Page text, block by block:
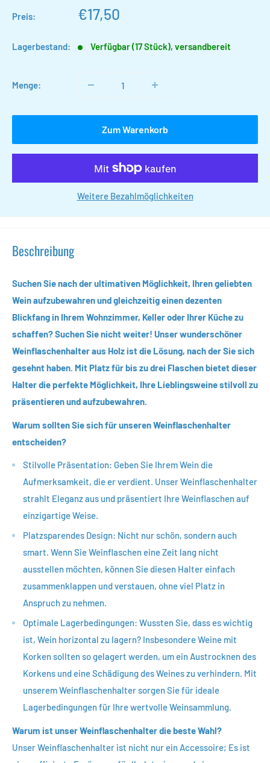
Preis: Sonderpreis
€17,50
Lagerbestand: Verfügbar (17 Stück), versandbereit
Menge:
Zum Warenkorb
Weitere Bezahlmöglichkeiten
Beschreibung
Suchen Sie nach der ultimativen Möglichkeit, Ihren geliebten
Wein aufzubewahren und gleichzeitig einen dezenten
Blickfang in Ihrem Wohnzimmer, Keller oder Ihrer Küche zu
schaffen? Suchen Sie nicht weiter! Unser wunderschöner
Weinflaschenhalter aus Holz ist die Lösung, nach der Sie sich
gesehnt haben. Mit Platz für bis zu drei Flaschen bietet dieser
Halter die perfekte Möglichkeit, Ihre Lieblingsweine stilvoll zu
präsentieren und aufzubewahren.
Warum sollten Sie sich für unseren Weinflaschenhalter
entscheiden?
Stilvolle Präsentation: Geben Sie Ihrem Wein die
Aufmerksamkeit, die er verdient. Unser Weinflaschenhalter
strahlt Eleganz aus und präsentiert Ihre Weinflaschen auf
einzigartige Weise.
Platzsparendes Design: Nicht nur schön, sondern auch
smart. Wenn Sie Weinflaschen eine Zeit lang nicht
ausstellen möchten, können Sie diesen Halter einfach
zusammenklappen und verstauen, ohne viel Platz in
Anspruch zu nehmen.
Optimale Lagerbedingungen: Wussten Sie, dass es wichtig
ist, Wein horizontal zu lagern? Insbesondere Weine mit
Korken sollten so gelagert werden, um ein Austrocknen des
Korkens und eine Schädigung des Weines zu verhindern. Mit
unserem Weinflaschenhalter sorgen Sie für ideale
Lagerbedingungen für Ihre wertvolle Weinsammlung.
Warum ist unser Weinflaschenhalter die beste Wahl?
Unser Weinflaschenhalter ist nicht nur ein Accessoire; Es ist